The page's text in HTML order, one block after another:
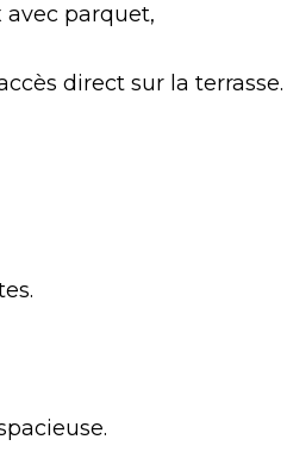
avec parquet,
direct sur la terrasse.